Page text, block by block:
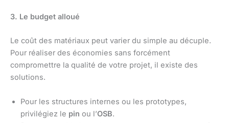
3. Le budget alloué
Le coût des matériaux peut varier du simple au décuple.
Pour réaliser des économies sans forcément
compromettre la qualité de votre projet, il existe des
solutions.
Pour les structures internes ou les prototypes,
privilégiez le pin ou l’OSB.